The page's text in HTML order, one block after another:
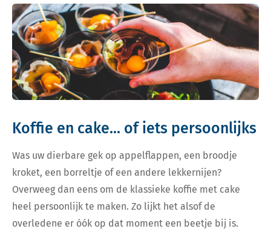
Koffie en cake... of iets persoonlijks
Was uw dierbare gek op appelflappen, een broodje
kroket, een borreltje of een andere lekkernijen?
Overweeg dan eens om de klassieke koffie met cake
heel persoonlijk te maken. Zo lijkt het alsof de
overledene er óók op dat moment een beetje bij is.